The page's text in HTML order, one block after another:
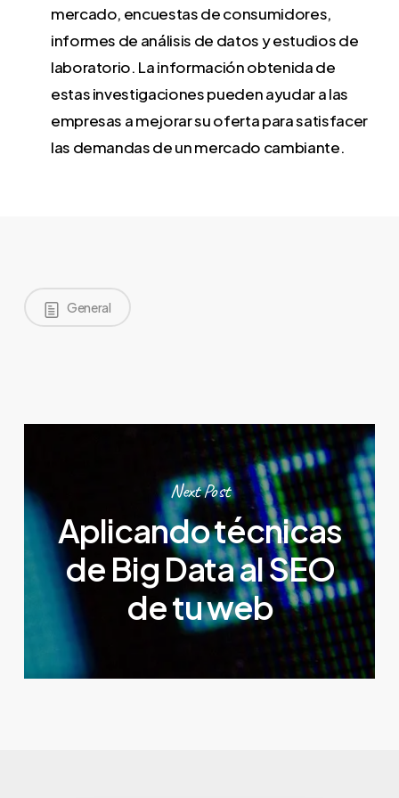
mercado, encuestas de consumidores,
informes de análisis de datos y estudios de
laboratorio. La información obtenida de
estas investigaciones pueden ayudar a las
empresas a mejorar su oferta para satisfacer
las demandas de un mercado cambiante.
General
Next Post
Aplicando técnicas
de Big Data al SEO
de tu web